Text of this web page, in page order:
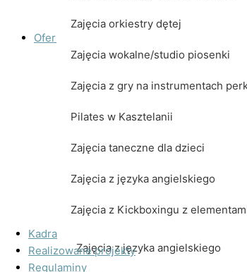
Zajęcia orkiestry dętej
Zajęcia wokalne/studio piosenki
Zajęcia z gry na instrumentach
Pilates w Kasztelanii
Zajęcia taneczne dla dzieci
Zajęcia z języka angielskiego
Zajęcia z Kickboxingu z
Kadra
Realizowane projekty
Regulaminy
Oferta zajęć
Zajęcia nauki gry na keyboardzie
Zajęcia orkiestry dętej
Zajęcia wokalne/studio piosenki
Zajęcia z gry na instrumentach
Pilates w Kasztelanii
Zajęcia taneczne dla dzieci
Zajęcia z języka angielskiego